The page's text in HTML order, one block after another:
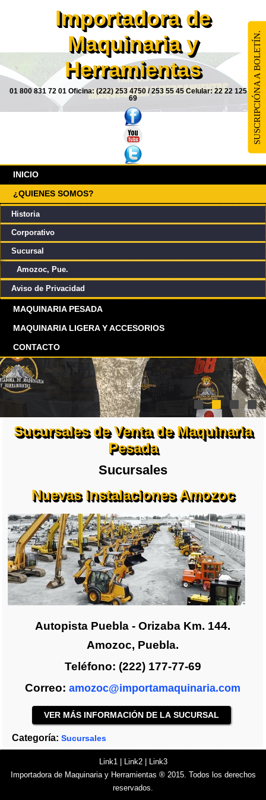
Importadora de
Maquinaria y
Herramientas
01 800 831 72 01 Oficina: (222) 253 4750 / 253 55 45 Celular: 22 22 125 85
69
INICIO
¿QUIENES SOMOS?
Historia
Corporativo
Sucursal
Amozoc, Pue.
Aviso de Privacidad
MAQUINARIA PESADA
MAQUINARIA LIGERA Y ACCESORIOS
CONTACTO
Sucursales de Venta de Maquinaria
Pesada
Sucursales
Nuevas instalaciones Amozoc
Autopista Puebla - Orizaba Km. 144.
Amozoc, Puebla.
Teléfono: (222) 177-77-69
Correo:amozoc@importamaquinaria.com
VER MÁS INFORMACIÓN DE LA SUCURSAL
Categoría:Sucursales
Link1| Link2|
Link3
Importadora de Maquinaria y Herramientas ® 2015. Todos los derechos
reservados.
SUSCRIPCIÓNA A BOLETÍN.